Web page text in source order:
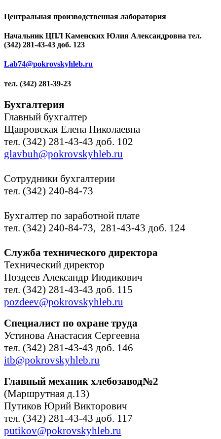
Центральная производственная лаборатория
Начальник ЦПЛ Каменских Юлия Александровна тел.
(342) 281-43-43 доб. 123
Lab74@pokrovskyhleb.ru
тел. (342) 281-39-23
Бухгалтерия
Главный бухгалтер
Щавровская Елена Николаевна
тел. (342) 281-43-43 доб. 102
glavbuh@pokrovskyhleb.ru
Сотрудники бухгалтерии
тел. (342) 240-84-73
Бухгалтер по заработной плате
тел. (342) 240-84-73, 281-43-43 доб. 124
Служба технического директора
Технический директор
Поздеев Александр Июдикович
тел. (342) 281-43-43 доб. 115
pozdeev@pokrovskyhleb.ru
Специалист по охране труда
Устинова Анастасия Сергеевна
тел. (342) 281-43-43 доб. 146
itb@pokrovskyhleb.ru
Главный механик хлебозавод№2
(Маршрутная д.13)
Путиков Юрий Викторович
тел. (342) 281-43-43 доб. 117
putikov@pokrovskyhleb.ru